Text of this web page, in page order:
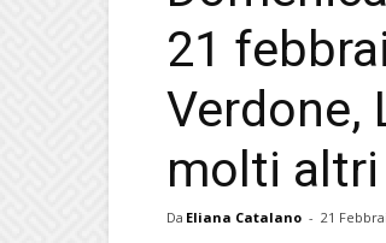
21
Verdone,
molti altri
Da Eliana Catalano - 21